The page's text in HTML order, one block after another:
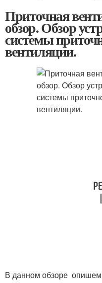
Приточная
обзор. Обзор
системы
вентиляции.
В данном обзоре опишем